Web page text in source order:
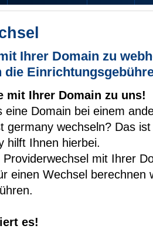
Ihrer Domain zu
die
mit Ihrer Domain zu uns!
eine Domain bei einem
germany wechseln? Das
hilft Ihnen hierbei.
mit Ihrer
einen Wechsel berechnen
es!